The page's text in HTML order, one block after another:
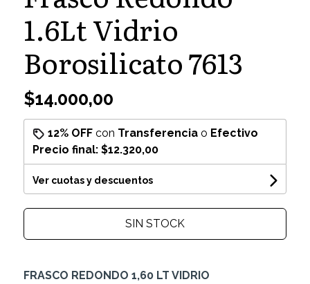
1.6Lt Vidrio
Borosilicato 7613
$14.000,00
12% OFFcon Transferenciao Efectivo
Precio final: $12.320,00
Ver cuotas y descuentos
SIN STOCK
FRASCO REDONDO 1,60 LT VIDRIO